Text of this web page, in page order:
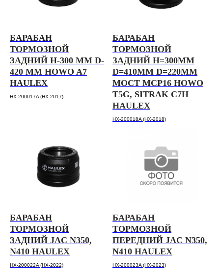
БАРАБАН
ТОРМОЗНОЙ
ЗАДНИЙ H-300 ММ D-
420 ММ HOWO A7
HAULEX
HX-200017A (HX-2017)
БАРАБАН
ТОРМОЗНОЙ
ЗАДНИЙ H=300ММ
D=410ММ D=220ММ
МОСТ MCP16 HOWO
T5G, SITRAK C7H
HAULEX
HX-200018A (HX-2018)
БАРАБАН
ТОРМОЗНОЙ
ЗАДНИЙ JAC N350,
N410 HAULEX
HX-200022A (HX-2022)
БАРАБАН
ТОРМОЗНОЙ
ПЕРЕДНИЙ JAC N350,
N410 HAULEX
HX-200023A (HX-2023)
Согласие на информационно-рекламную
рассылку